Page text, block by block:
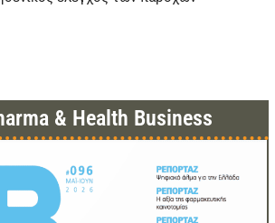
& Health Business